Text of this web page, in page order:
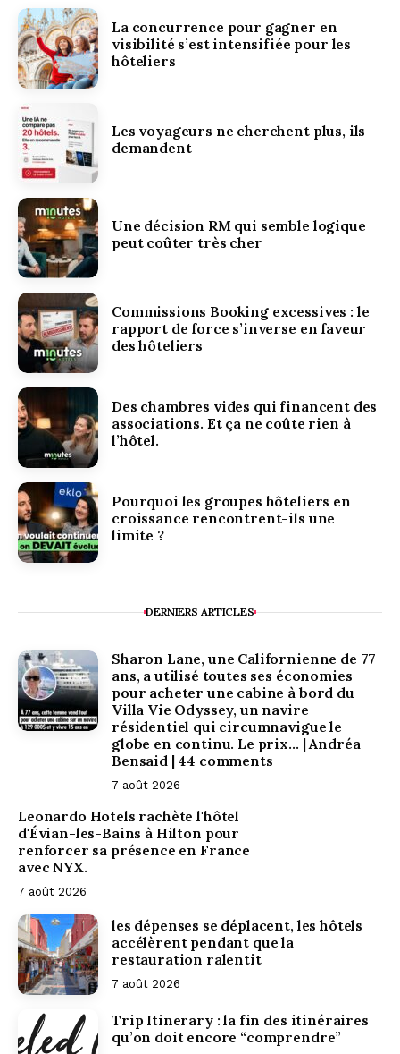
La concurrence pour gagner en
visibilité s’est intensifiée pour les
hôteliers
Les voyageurs ne cherchent plus, ils
demandent
Une décision RM qui semble logique
peut coûter très cher
Commissions Booking excessives : le
rapport de force s’inverse en faveur
des hôteliers
Des chambres vides qui financent des
associations. Et ça ne coûte rien à
l’hôtel.
Pourquoi les groupes hôteliers en
croissance rencontrent-ils une
limite ?
DERNIERS ARTICLES
Sharon Lane, une Californienne de 77
ans, a utilisé toutes ses économies
pour acheter une cabine à bord du
Villa Vie Odyssey, un navire
résidentiel qui circumnavigue le
globe en continu. Le prix… | Andréa
Bensaid | 44 comments
7 août 2026
Leonardo Hotels rachète l'hôtel
d'Évian-les-Bains à Hilton pour
renforcer sa présence en France
avec NYX.
7 août 2026
les dépenses se déplacent, les hôtels
accélèrent pendant que la
restauration ralentit
7 août 2026
Trip Itinerary : la fin des itinéraires
qu’on doit encore “comprendre”